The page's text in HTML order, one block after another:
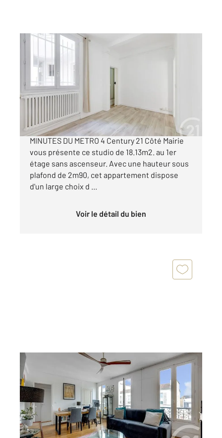
MONTROUGE 92
18,13 m
Ref : 11015
Appartement F1 à vendre
139 000 €
MONTROUGE - RAVALEMENT RECENT A 10
MINUTES DU METRO 4 Century 21 Côté Mairie
vous présente ce studio de 18.13m2. au 1er
étage sans ascenseur. Avec une hauteur sous
plafond de 2m90, cet appartement dispose
d'un large choix d ...
Voir le détail du bien
Ref : 10988
Appartement F3 à vendre
427 000 €